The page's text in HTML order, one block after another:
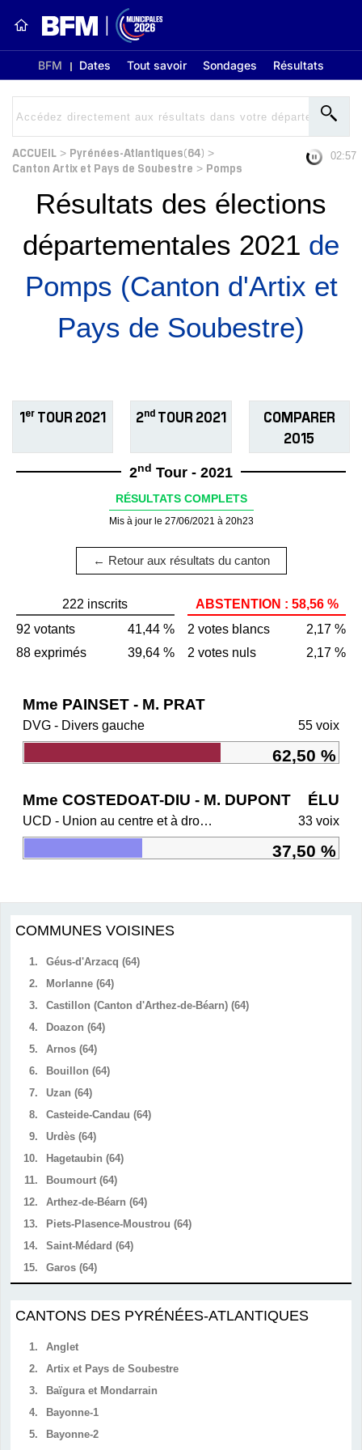
BFM Dates Tout savoir Sondages Résultats
ACCUEIL > Pyrénées-Atlantiques(64) >
Canton Artix et Pays de Soubestre > Pomps
02:56
Résultats des élections
départementales 2021 de
Pomps (Canton d'Artix et
Pays de Soubestre)
1er TOUR 2021 2ndTOUR 2021
COMPARER
2015
2nd Tour - 2021
RÉSULTATS COMPLETS
Mis à jour le 27/06/2021 à 20h23
← Retour aux résultats du canton
222 inscrits
92 votants
41,44 %
88 exprimés
39,64 %
ABSTENTION : 58,56 %
2 votes blancs
2,17 %
2 votes nuls
2,17 %
Mme PAINSET - M. PRAT
DVG - Divers gauche 55 voix
62,50 %
Mme COSTEDOAT-DIU - M. DUPONT ÉLU
UCD - Union au centre et à droite 33 voix
37,50 %
COMMUNES VOISINES
1.
Géus-d'Arzacq (64)
2.
Morlanne (64)
3.
Castillon (Canton d'Arthez-de-Béarn) (64)
4.
Doazon (64)
5.
Arnos (64)
6.
Bouillon (64)
7.
Uzan (64)
8.
Casteide-Candau (64)
9.
Urdès (64)
10.
Hagetaubin (64)
11.
Boumourt (64)
12.
Arthez-de-Béarn (64)
13.
Piets-Plasence-Moustrou (64)
14.
Saint-Médard (64)
15.
Garos (64)
CANTONS DES PYRÉNÉES-ATLANTIQUES
1.
Anglet
2.
Artix et Pays de Soubestre
3.
Baïgura et Mondarrain
4.
Bayonne-1
5.
Bayonne-2